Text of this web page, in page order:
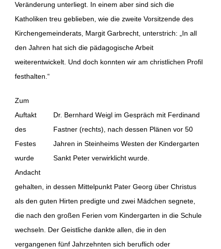
Veränderung unterliegt. In einem aber sind sich die
Katholiken treu geblieben, wie die zweite Vorsitzende des
Kirchengemeinderats, Margit Garbrecht, unterstrich: „In all
den Jahren hat sich die pädagogische Arbeit
weiterentwickelt. Und doch konnten wir am christlichen Profil
festhalten.“
Dr. Bernhard Weigl im Gespräch mit Ferdinand
Fastner (rechts), nach dessen Plänen vor 50
Jahren in Steinheims Westen der Kindergarten
Sankt Peter verwirklicht wurde.
Zum
Auftakt
des
Festes
wurde
Andacht
gehalten, in dessen Mittelpunkt Pater Georg über Christus
als den guten Hirten predigte und zwei Mädchen segnete,
die nach den großen Ferien vom Kindergarten in die Schule
wechseln. Der Geistliche dankte allen, die in den
vergangenen fünf Jahrzehnten sich beruflich oder